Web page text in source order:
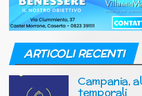
ARTICOLI RECENTI
Campania,
temporali